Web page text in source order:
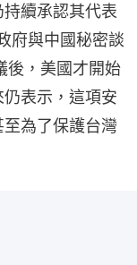
續承認其代表
府與中國秘密談
後，美國才開始
表示，這項安
為了保護台灣